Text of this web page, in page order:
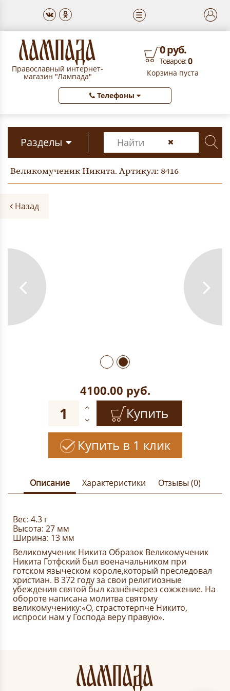
☰
Православный интернет-
магазин "Лампада"
0 руб.
Товаров:0
Корзина пуста
Телефоны
Разделы
Великомученик Никита. Артикул: 8416
Назад
4100.00 руб.
Купить
Купить в 1 клик
Описание Характеристики Отзывы (0)
Вес: 4.3 г
Высота: 27 мм
Ширина: 13 мм
Великомученик Никита Образок Великомученик
Никита Готфский был военачальником при
готском языческом короле,который преследовал
христиан. В 372 году за свои религиозные
убеждения святой был казнёнчерез сожжение. На
обороте написана молитва святому
великомученику:«О, страстотерпче Никито,
испроси нам у Господа веру правую».